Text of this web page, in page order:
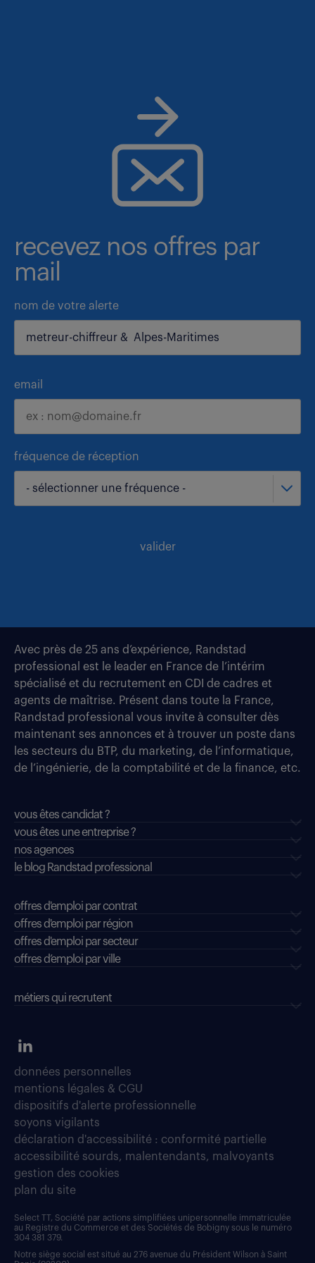
recevez nos offres par
mail
nom de votre alerte
email
fréquence de réception
- sélectionner une fréquence -
valider
Avec près de 25 ans d’expérience, Randstad
professional est le leader en France de l’intérim
spécialisé et du recrutement en CDI de cadres et
agents de maîtrise. Présent dans toute la France,
Randstad professional vous invite à consulter dès
maintenant ses annonces et à trouver un poste dans
les secteurs du BTP, du marketing, de l’informatique,
de l’ingénierie, de la comptabilité et de la finance, etc.
vous êtes candidat ?
vous êtes une entreprise ?
nos agences
le blog Randstad professional
offres d'emploi par contrat
offres d'emploi par région
offres d'emploi par secteur
offres d’emploi par ville
métiers qui recrutent
données personnelles
mentions légales & CGU
dispositifs d'alerte professionnelle
soyons vigilants
déclaration d'accessibilité : conformité partielle
accessibilité sourds, malentendants, malvoyants
gestion des cookies
plan du site
Select TT, Société par actions simplifiées unipersonnelle immatriculée
au Registre du Commerce et des Sociétés de Bobigny sous le numéro
304 381 379.
Notre siège social est situé au 276 avenue du Président Wilson à Saint